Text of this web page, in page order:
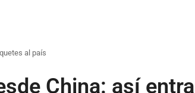
al país
China: así